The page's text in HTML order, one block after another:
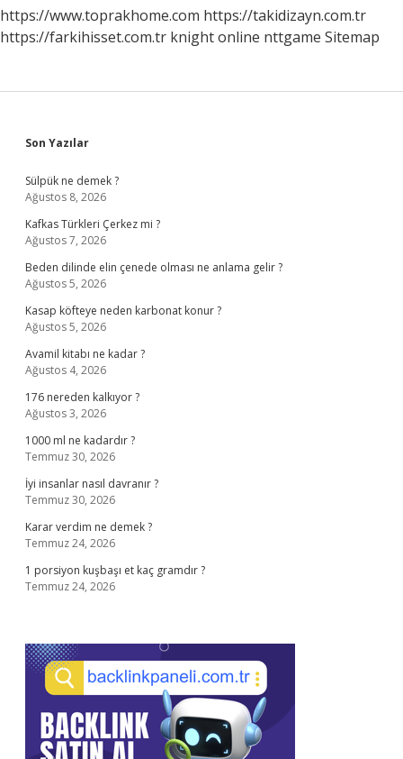
https://www.toprakhome.com https://takidizayn.com.tr
https://farkihisset.com.tr knight online nttgame Sitemap
Sidebar
Son Yazılar
Sülpük ne demek ?
Ağustos 8, 2026
Kafkas Türkleri Çerkez mi ?
Ağustos 7, 2026
Beden dilinde elin çenede olması ne anlama gelir ?
Ağustos 5, 2026
Kasap köfteye neden karbonat konur ?
Ağustos 5, 2026
Avamil kitabı ne kadar ?
Ağustos 4, 2026
176 nereden kalkıyor ?
Ağustos 3, 2026
1000 ml ne kadardır ?
Temmuz 30, 2026
İyi insanlar nasıl davranır ?
Temmuz 30, 2026
Karar verdim ne demek ?
Temmuz 24, 2026
1 porsiyon kuşbaşı et kaç gramdır ?
Temmuz 24, 2026